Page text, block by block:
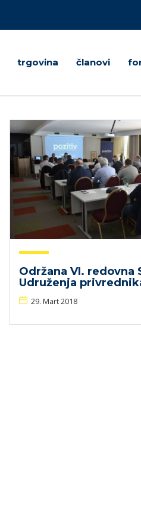
trgovina članovi
Održana VI. redovna
Udruženja
29. Mart 2018